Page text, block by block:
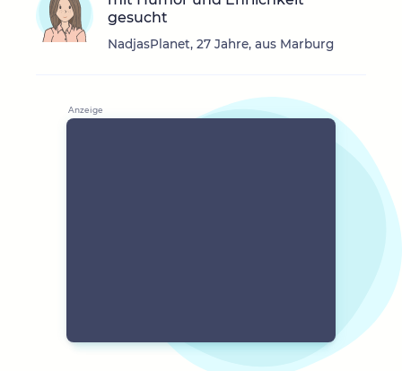
gesucht
NadjasPlanet, 27 Jahre, aus Marburg